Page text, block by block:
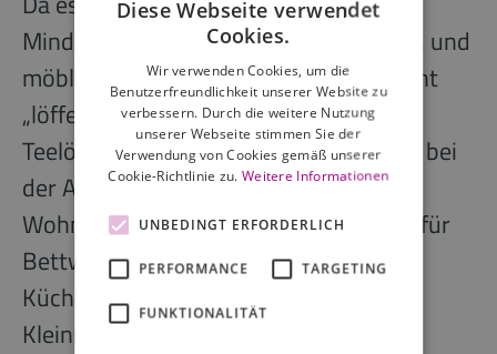
Mindeststandards zur Einrichtung gibt, und
möblierte Wohnungen in der Regel nicht
„löffelfertig“ (also komplett bis auf den
Teelöffel) ausgestattet sind, muss man bei
der Anmietung einer (teil-)möblierten
Wohnung zudem Anschaffungskosten für
Bettwaren, Bettwäsche,
Küchenausstattung und ggf. weitere
Kleinmöbel mit einkalkulieren.
Diese Webseite verwendet
Cookies.
Wir verwenden Cookies, um die
Benutzerfreundlichkeit unserer Website zu
verbessern. Durch die weitere Nutzung
unserer Webseite stimmen Sie der
Verwendung von Cookies gemäß unserer
Cookie-Richtlinie zu.Weitere Informationen
UNBEDINGT ERFORDERLICH
PERFORMANCE TARGETING
FUNKTIONALITÄT